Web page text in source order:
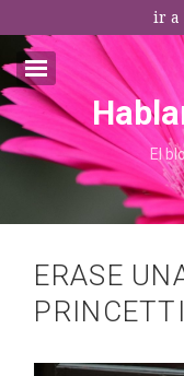
ir a
I agree terms and
Email:*
* This field is required
El
ERASE